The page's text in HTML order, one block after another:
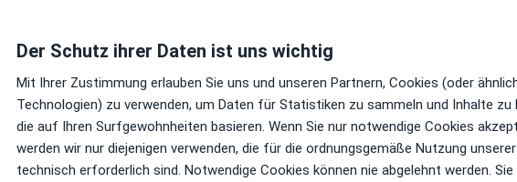
Der Schutz ihrer Daten ist uns wichtig
Mit Ihrer Zustimmung erlauben Sie uns und unseren Partnern, Cookies (oder
Technologien) zu verwenden, um Daten für Statistiken zu sammeln und Inhalte zu
die auf Ihren Surfgewohnheiten basieren. Wenn Sie nur notwendige Cookies
werden wir nur diejenigen verwenden, die für die ordnungsgemäße Nutzung
technisch erforderlich sind. Notwendige Cookies können nie abgelehnt werden. Sie